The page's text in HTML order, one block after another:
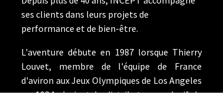
ses clients dans leurs projets de
performance et de bien-être.
L'aventure débute en 1987 lorsque Thierry
Louvet, membre de l'équipe de France
d'aviron aux Jeux Olympiques de Los Angeles
en 1984, devient le distributeur exclusif de